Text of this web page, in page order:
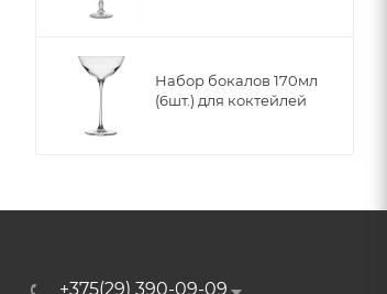
Набор бокалов 170мл
(6шт.) для коктейлей
+375(29) 390-09-09